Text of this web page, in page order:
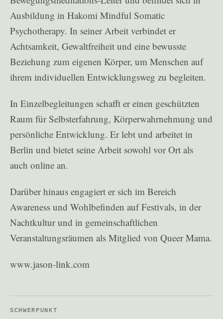
Ausbildung in Hakomi Mindful Somatic
Psychotherapy. In seiner Arbeit verbindet er
Achtsamkeit, Gewaltfreiheit und eine bewusste
Beziehung zum eigenen Körper, um Menschen auf
ihrem individuellen Entwicklungsweg zu begleiten.
In Einzelbegleitungen schafft er einen geschützten
Raum für Selbsterfahrung, Körperwahrnehmung und
persönliche Entwicklung. Er lebt und arbeitet in
Berlin und bietet seine Arbeit sowohl vor Ort als
auch online an.
Darüber hinaus engagiert er sich im Bereich
Awareness und Wohlbefinden auf Festivals, in der
Nachtkultur und in gemeinschaftlichen
Veranstaltungsräumen als Mitglied von Queer Mama.
www.jason-link.com
SCHWERPUNKT